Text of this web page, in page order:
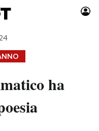
Moda
Consumismi
ha